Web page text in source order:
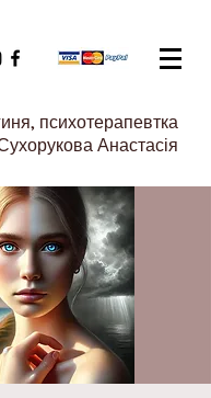
психотерапевтка
Анастасія